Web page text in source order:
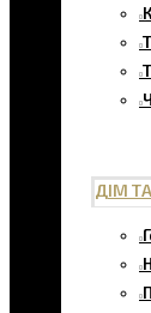
ДІМ